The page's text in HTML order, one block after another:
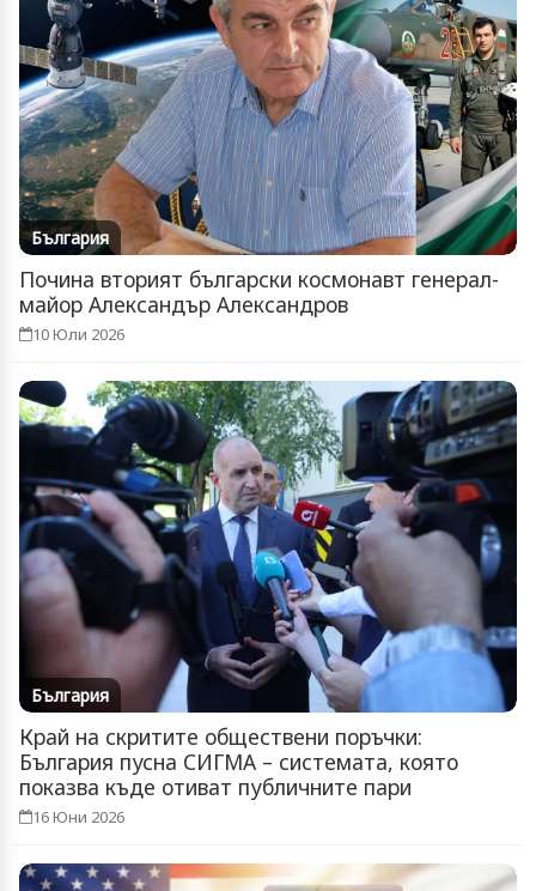
България
Почина вторият български космонавт генерал-
майор Александър Александров
10 Юли 2026
България
Край на скритите обществени поръчки:
България пусна СИГМА – системата, която
показва къде отиват публичните пари
16 Юни 2026